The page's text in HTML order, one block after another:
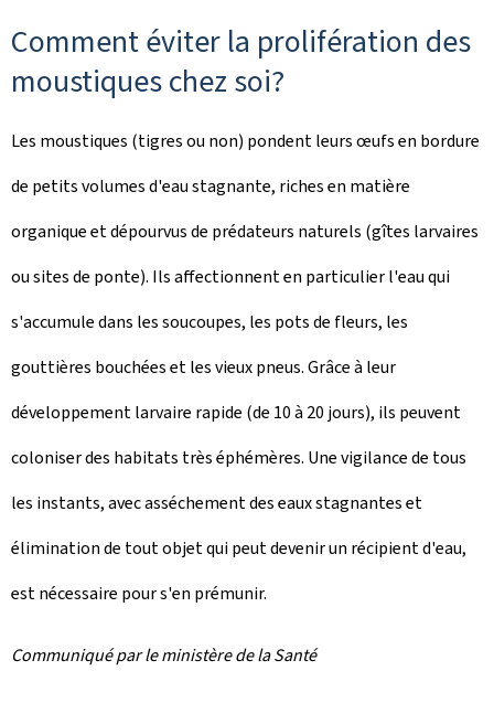
Comment éviter la prolifération des
moustiques chez soi?
Les moustiques (tigres ou non) pondent leurs œufs en bordure
de petits volumes d'eau stagnante, riches en matière
organique et dépourvus de prédateurs naturels (gîtes larvaires
ou sites de ponte). Ils affectionnent en particulier l'eau qui
s'accumule dans les soucoupes, les pots de fleurs, les
gouttières bouchées et les vieux pneus. Grâce à leur
développement larvaire rapide (de 10 à 20 jours), ils peuvent
coloniser des habitats très éphémères. Une vigilance de tous
les instants, avec asséchement des eaux stagnantes et
élimination de tout objet qui peut devenir un récipient d'eau,
est nécessaire pour s'en prémunir.
Communiqué par le ministère de la Santé